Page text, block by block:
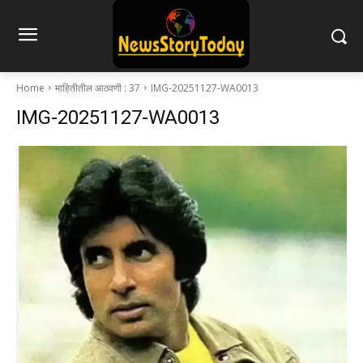
Home माहितीतील आठवणी : 37 IMG-20251127-WA0013
IMG-20251127-WA0013